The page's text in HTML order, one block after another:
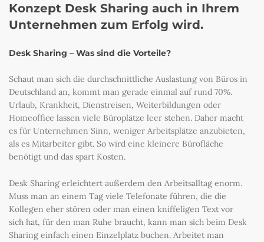
Konzept Desk Sharing auch in Ihrem
Unternehmen zum Erfolg wird.
Desk Sharing – Was sind die Vorteile?
Schaut man sich die durchschnittliche Auslastung von Büros in
Deutschland an, kommt man gerade einmal auf rund 70%.
Urlaub, Krankheit, Dienstreisen, Weiterbildungen oder
Homeoffice lassen viele Büroplätze leer stehen. Daher macht
es für Unternehmen Sinn, weniger Arbeitsplätze anzubieten,
als es Mitarbeiter gibt. So wird eine kleinere Bürofläche
benötigt und das spart Kosten.
Desk Sharing erleichtert außerdem den Arbeitsalltag enorm.
Muss man an einem Tag viele Telefonate führen, die die
Kollegen eher stören oder man einen kniffeligen Text vor
sich hat, für den man Ruhe braucht, kann man sich beim Desk
Sharing einfach einen Einzelplatz buchen. Arbeitet man